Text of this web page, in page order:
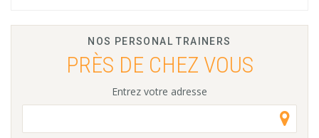
NOS PERSONAL TRAINERS
PRÈS DE CHEZ VOUS
Entrez votre adresse